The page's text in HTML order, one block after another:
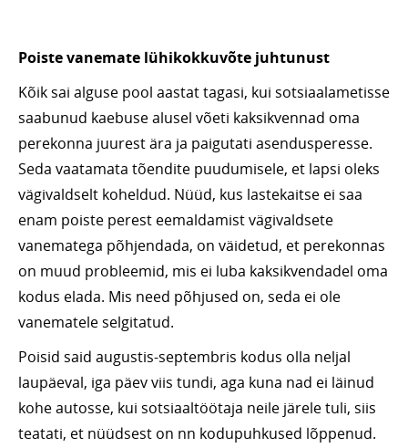
Poiste vanemate lühikokkuvõte juhtunust
Kõik sai alguse pool aastat tagasi, kui sotsiaalametisse
saabunud kaebuse alusel võeti kaksikvennad oma
perekonna juurest ära ja paigutati asendusperesse.
Seda vaatamata tõendite puudumisele, et lapsi oleks
vägivaldselt koheldud. Nüüd, kus lastekaitse ei saa
enam poiste perest eemaldamist vägivaldsete
vanematega põhjendada, on väidetud, et perekonnas
on muud probleemid, mis ei luba kaksikvendadel oma
kodus elada. Mis need põhjused on, seda ei ole
vanematele selgitatud.
Poisid said augustis-septembris kodus olla neljal
laupäeval, iga päev viis tundi, aga kuna nad ei läinud
kohe autosse, kui sotsiaaltöötaja neile järele tuli, siis
teatati, et nüüdsest on nn kodupuhkused lõppenud.